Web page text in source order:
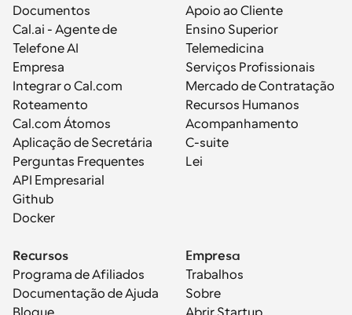
Documentos
Cal.ai - Agente de
Telefone AI
Empresa
Integrar o Cal.com
Roteamento
Cal.com Átomos
Aplicação de Secretária
Perguntas Frequentes
API Empresarial
Github
Docker
Apoio ao Cliente
Ensino Superior
Telemedicina
Serviços Profissionais
Mercado de Contratação
Recursos Humanos
Acompanhamento
C-suite
Lei
Recursos
Programa de Afiliados
Documentação de Ajuda
Empresa
Trabalhos
Sobre